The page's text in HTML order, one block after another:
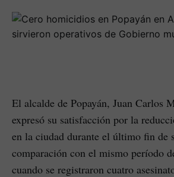
El alcalde de Popayán, Juan Carlos
expresó su satisfacción por la
en la ciudad durante el último fin de
comparación con el mismo período
cuando se registraron cuatro